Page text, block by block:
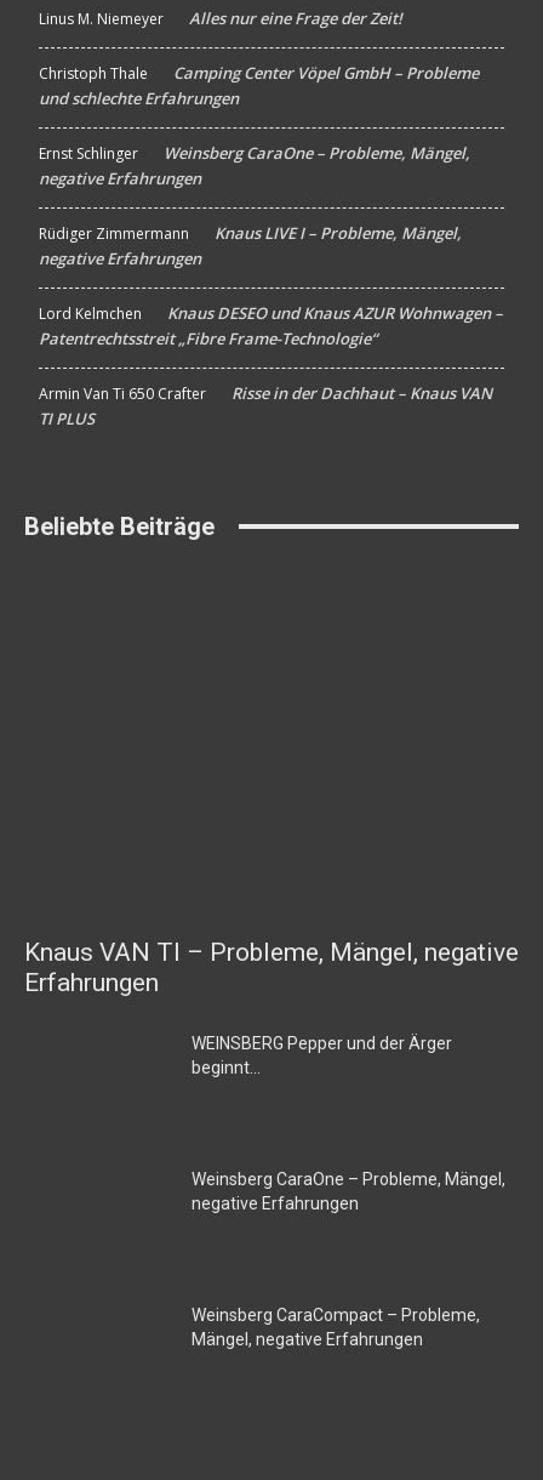
Linus M. Niemeyer Alles nur eine Frage der Zeit!
Christoph Thale
Camping Center Vöpel GmbH – Probleme
und schlechte Erfahrungen
Ernst Schlinger
Weinsberg CaraOne – Probleme, Mängel,
negative Erfahrungen
Rüdiger Zimmermann
Knaus LIVE I – Probleme, Mängel,
negative Erfahrungen
Lord Kelmchen
Knaus DESEO und Knaus AZUR Wohnwagen –
Patentrechtsstreit „Fibre Frame-Technologie“
Armin Van Ti 650 Crafter
Risse in der Dachhaut – Knaus VAN
TI PLUS
Beliebte Beiträge
Knaus VAN TI – Probleme, Mängel, negative
Erfahrungen
WEINSBERG Pepper und der Ärger
beginnt…
Weinsberg CaraOne – Probleme, Mängel,
negative Erfahrungen
Weinsberg CaraCompact – Probleme,
Mängel, negative Erfahrungen